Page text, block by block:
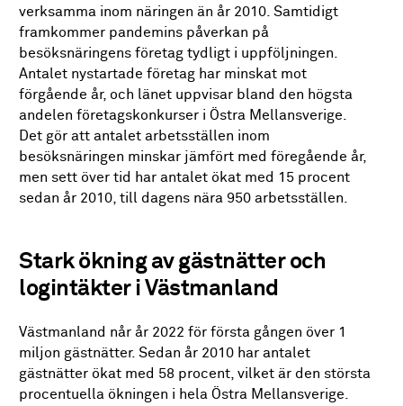
verksamma inom näringen än år 2010. Samtidigt
framkommer pandemins påverkan på
besöksnäringens företag tydligt i uppföljningen.
Antalet nystartade företag har minskat mot
förgående år, och länet uppvisar bland den högsta
andelen företagskonkurser i Östra Mellansverige.
Det gör att antalet arbetsställen inom
besöksnäringen minskar jämfört med föregående år,
men sett över tid har antalet ökat med 15 procent
sedan år 2010, till dagens nära 950 arbetsställen.
Stark ökning av gästnätter och
logintäkter i Västmanland
Västmanland når år 2022 för första gången över 1
miljon gästnätter. Sedan år 2010 har antalet
gästnätter ökat med 58 procent, vilket är den största
procentuella ökningen i hela Östra Mellansverige.